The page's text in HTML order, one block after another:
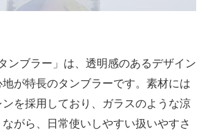
ンブラー」は、透明感のあるデザイン
が特長のタンブラーです。素材には
ンを採用しており、ガラスのような涼
がら、日常使いしやすい扱いやすさ